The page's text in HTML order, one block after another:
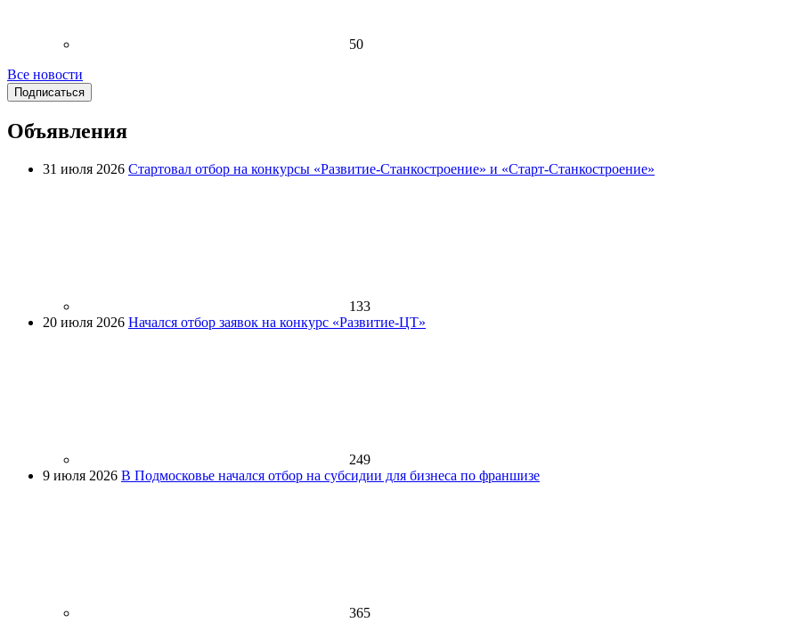
50
Все новости
Подписаться
Объявления
31 июля 2026 Стартовал отбор на конкурсы «Развитие-Станкостроение» и «Старт-Станкостроение»
133
20 июля 2026 Начался отбор заявок на конкурс «Развитие-ЦТ»
249
9 июля 2026 В Подмосковье начался отбор на субсидии для бизнеса по франшизе
365